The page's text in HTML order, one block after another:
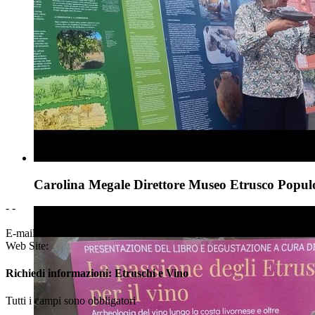
Carolina Megale Direttore Museo Etrusco
- -
E-mail:
Web Site:
Richiedi informazioni: Etruschi e Vino
Tutti i campi sono obbligatori